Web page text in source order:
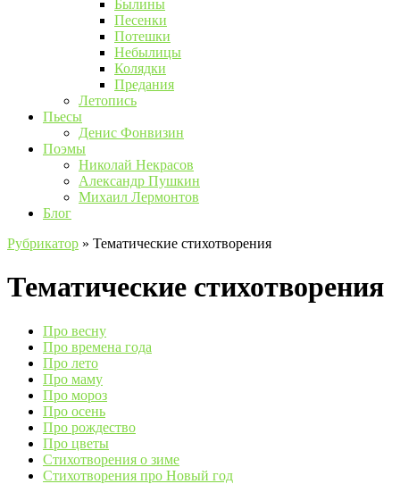
Былины
Песенки
Потешки
Небылицы
Колядки
Предания
Летопись
Пьесы
Денис Фонвизин
Поэмы
Николай Некрасов
Александр Пушкин
Михаил Лермонтов
Блог
Рубрикатор » Тематические стихотворения
Тематические стихотворения
Про весну
Про времена года
Про лето
Про маму
Про мороз
Про осень
Про рождество
Про цветы
Стихотворения о зиме
Стихотворения про Новый год